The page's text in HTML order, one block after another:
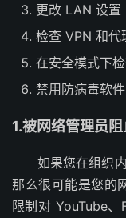
更改 LAN 设置
检查 VPN 和代
在安全模式下
禁用防病毒软件
1.被网络管理员阻
如果您在组织
那么很可能是您的
限制对 YouTube